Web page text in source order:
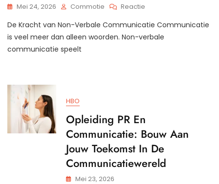
Mei 24, 2026 Commotie Reactie
Impact
Van
De Kracht van Non-Verbale Communicatie Communicatie
is veel meer dan alleen woorden. Non-verbale
communicatie speelt
HBO
Opleiding PR En
Communicatie: Bouw Aan
Jouw Toekomst In De
Communicatiewereld
Mei 23, 2026